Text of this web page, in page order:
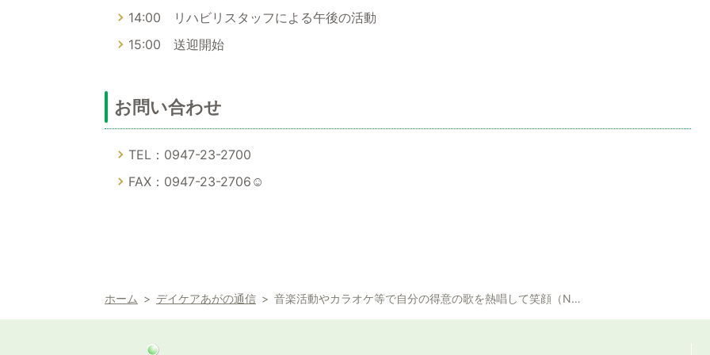
14:00 リハビリスタッフによる午後の活動
15:00 送迎開始
お問い合わせ
TEL：0947-23-2700
FAX：0947-23-2706☺
ホーム デイケアあがの通信 音楽活動やカラオケ等で自分の得意の歌を熱唱して笑顔（NO30）